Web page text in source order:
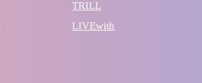
TRILL
LIVEwith